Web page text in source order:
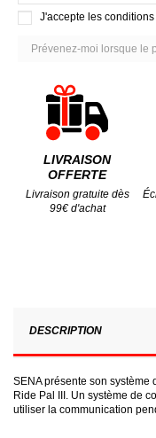
J'accepte les
LIVRAISON
OFFERTE
Livraison gratuite dès
99€ d'achat
DESCRIPTION
SENA présente son
Ride Pal III. Un système de
utiliser la communication